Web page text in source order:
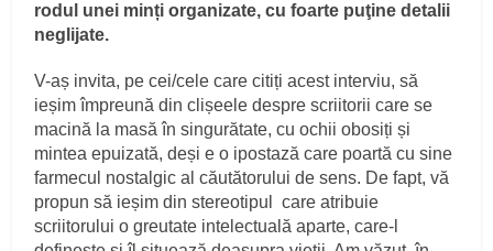
rodul unei minți organizate, cu foarte puţine detalii
neglijate.
V-aș invita, pe cei/cele care citiți acest interviu, să
ieșim împreună din clișeele despre scriitorii care se
macină la masă în singurătate, cu ochii obosiți și
mintea epuizată, deși e o ipostază care poartă cu sine
farmecul nostalgic al căutătorului de sens. De fapt, vă
propun să ieșim din stereotipul care atribuie
scriitorului o greutate intelectuală aparte, care-l